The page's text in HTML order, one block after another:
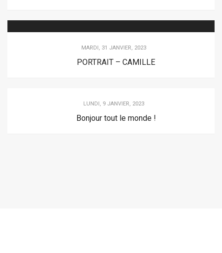
MARDI, 31 JANVIER, 2023
PORTRAIT – CAMILLE
LUNDI, 9 JANVIER, 2023
Bonjour tout le monde !